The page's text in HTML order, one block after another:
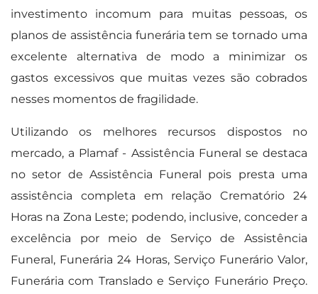
investimento incomum para muitas pessoas, os
planos de assistência funerária tem se tornado uma
excelente alternativa de modo a minimizar os
gastos excessivos que muitas vezes são cobrados
nesses momentos de fragilidade.
Utilizando os melhores recursos dispostos no
mercado, a Plamaf - Assistência Funeral se destaca
no setor de Assistência Funeral pois presta uma
assistência completa em relação Crematório 24
Horas na Zona Leste; podendo, inclusive, conceder a
excelência por meio de Serviço de Assistência
Funeral, Funerária 24 Horas, Serviço Funerário Valor,
Funerária com Translado e Serviço Funerário Preço.